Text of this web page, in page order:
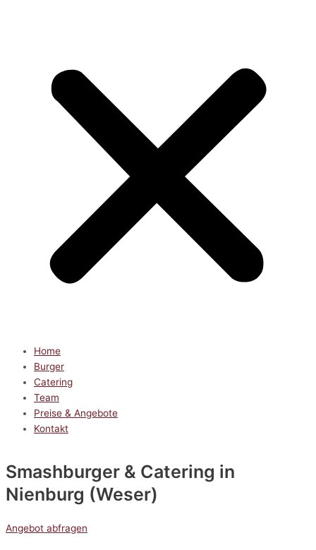
Home
Burger
Catering
Team
Preise & Angebote
Kontakt
Smashburger & Catering in
Nienburg (Weser)
Angebot abfragen